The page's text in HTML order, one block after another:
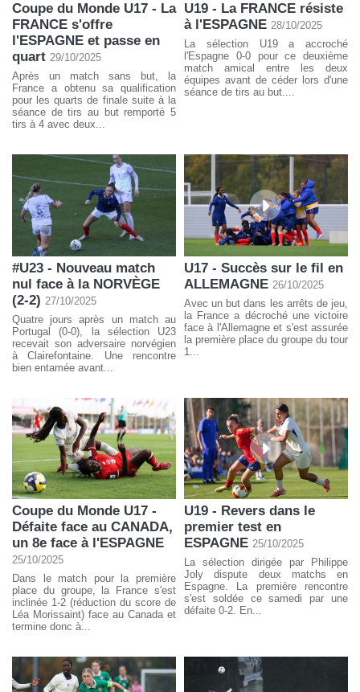
Coupe du Monde U17 - La
FRANCE s'offre
l'ESPAGNE et passe en
quart 29/10/2025
Après un match sans but, la
France a obtenu sa qualification
pour les quarts de finale suite à la
séance de tirs au but remporté 5
tirs à 4 avec deux...
U19 - La FRANCE résiste
à l'ESPAGNE 28/10/2025
La sélection U19 a accroché
l'Espagne 0-0 pour ce deuxième
match amical entre les deux
équipes avant de céder lors d'une
séance de tirs au but....
#U23 - Nouveau match
nul face à la NORVÈGE
(2-2) 27/10/2025
Quatre jours après un match au
Portugal (0-0), la sélection U23
recevait son adversaire norvégien
à Clairefontaine. Une rencontre
bien entamée avant...
U17 - Succès sur le fil en
ALLEMAGNE 26/10/2025
Avec un but dans les arrêts de jeu,
la France a décroché une victoire
face à l'Allemagne et s'est assurée
la première place du groupe du tour
1...
Coupe du Monde U17 -
Défaite face au CANADA,
un 8e face à l'ESPAGNE
25/10/2025
Dans le match pour la première
place du groupe, la France s'est
inclinée 1-2 (réduction du score de
Léa Morissaint) face au Canada et
termine donc à...
U19 - Revers dans le
premier test en
ESPAGNE 25/10/2025
La sélection dirigée par Philippe
Joly dispute deux matchs en
Espagne. La première rencontre
s'est soldée ce samedi par une
défaite 0-2. En...